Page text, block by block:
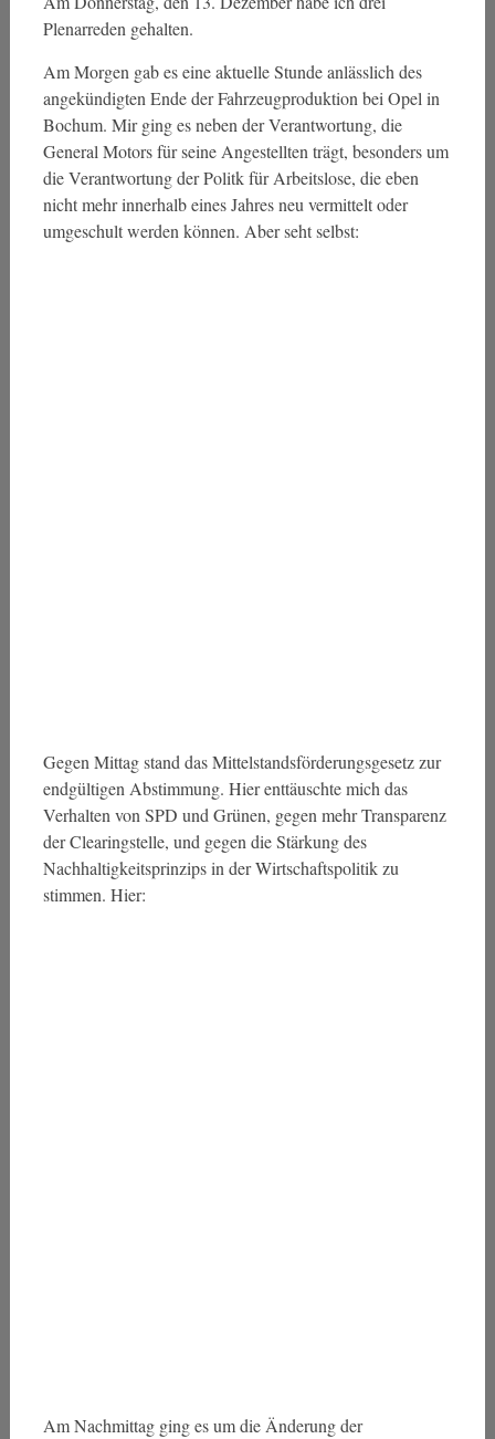
Plenarreden gehalten.
Am Morgen gab es eine aktuelle Stunde anlässlich des
angekündigten Ende der Fahrzeugproduktion bei Opel in
Bochum. Mir ging es neben der Verantwortung, die
General Motors für seine Angestellten trägt, besonders um
die Verantwortung der Politk für Arbeitslose, die eben
nicht mehr innerhalb eines Jahres neu vermittelt oder
umgeschult werden können. Aber seht selbst:
Gegen Mittag stand das Mittelstandsförderungsgesetz zur
endgültigen Abstimmung. Hier enttäuschte mich das
Verhalten von SPD und Grünen, gegen mehr Transparenz
der Clearingstelle, und gegen die Stärkung des
Nachhaltigkeitsprinzips in der Wirtschaftspolitik zu
stimmen. Hier:
Am Nachmittag ging es um die Änderung der